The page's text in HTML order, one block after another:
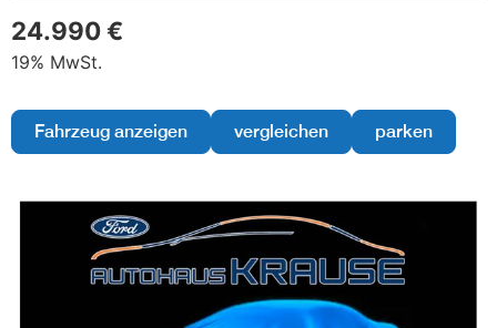
24.990 €
19% MwSt.
Fahrzeug anzeigen vergleichen parken